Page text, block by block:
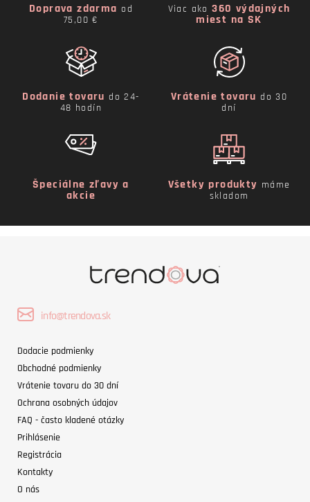
Doprava zdarma od
75,00 €
Viac ako360 výdajných
miest na SK
Dodanie tovaru do 24-
48 hodín
Vrátenie tovaru do 30
dní
Špeciálne zľavy a
akcie
Všetky produkty máme
skladom
info@trendova.sk
Dodacie podmienky
Obchodné podmienky
Vrátenie tovaru do 30 dní
Ochrana osobných údajov
FAQ - často kladené otázky
Prihlásenie
Registrácia
Kontakty
O nás